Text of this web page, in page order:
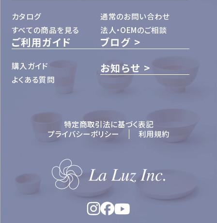
カタログ
すべての商品を見る
通常のお問い合わせ
法人・OEMのご相談
ご利用ガイド
購入ガイド
よくある質問
ブログ
お知らせ
特定商取引法に基づく表記
プライバシーポリシー
利用規約